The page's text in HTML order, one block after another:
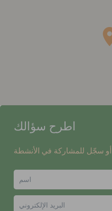
اطرح سؤالك
أو سجّل للمشاركة في الأنشطة